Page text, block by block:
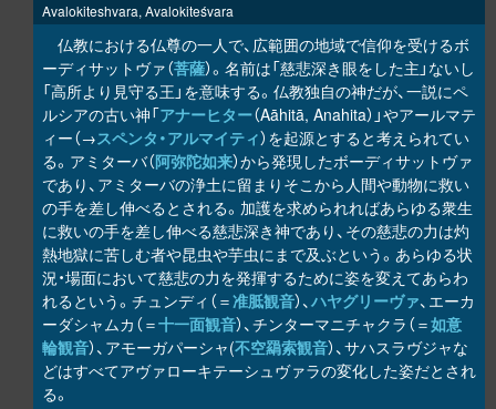
Avalokiteshvara, Avalokiteśvara
仏教における仏尊の一人で、広範囲の地域で信仰を受けるボ
ーディサットヴァ（菩薩）。名前は「慈悲深き眼をした主」ないし
「高所より見守る王」を意味する。仏教独自の神だが、一説にペ
ルシアの古い神「アナーヒター（Aāhitā, Anahita）」やアールマテ
ィー（→スペンタ・アルマイティ）を起源とすると考えられてい
る。アミターバ（阿弥陀如来）から発現したボーディサットヴァ
であり、アミターバの浄土に留まりそこから人間や動物に救い
の手を差し伸べるとされる。加護を求められればあらゆる衆生
に救いの手を差し伸べる慈悲深き神であり、その慈悲の力は灼
熱地獄に苦しむ者や昆虫や芋虫にまで及ぶという。あらゆる状
況・場面において慈悲の力を発揮するために姿を変えてあらわ
れるという。チュンディ（＝准胝観音）、ハヤグリーヴァ、エーカ
ーダシャムカ（＝十一面観音）、チンターマニチャクラ（＝如意
輪観音）、アモーガパーシャ(不空羂索観音）、サハスラヴジャな
どはすべてアヴァローキテーシュヴァラの変化した姿だとされ
る。